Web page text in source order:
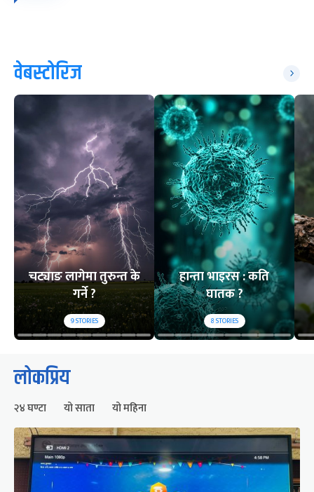
वेबस्टोरिज
चट्याङ लागेमा तुरुन्त के
गर्ने ?
9STORIES
हान्ता भाइरस : कति
घातक ?
8STORIES
लोकप्रिय
२४ घण्टा यो साता यो महिना